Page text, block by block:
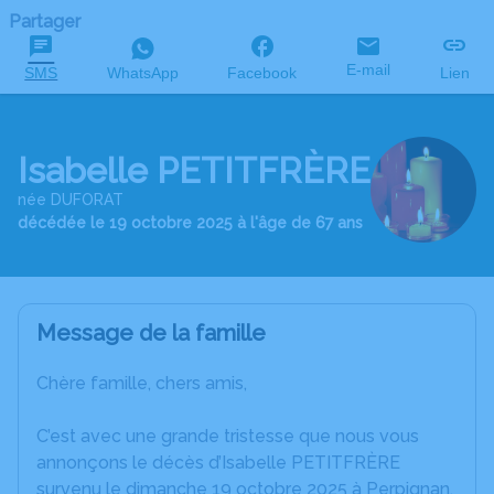
Partager
SMS WhatsApp Facebook E-mail Lien
Isabelle PETITFRÈRE
née DUFORAT
décédée le 19 octobre 2025 à l'âge de 67 ans
Message de la famille
Chère famille, chers amis,
C’est avec une grande tristesse que nous vous
annonçons le décès d’Isabelle PETITFRÈRE
survenu le dimanche 19 octobre 2025 à Perpignan.